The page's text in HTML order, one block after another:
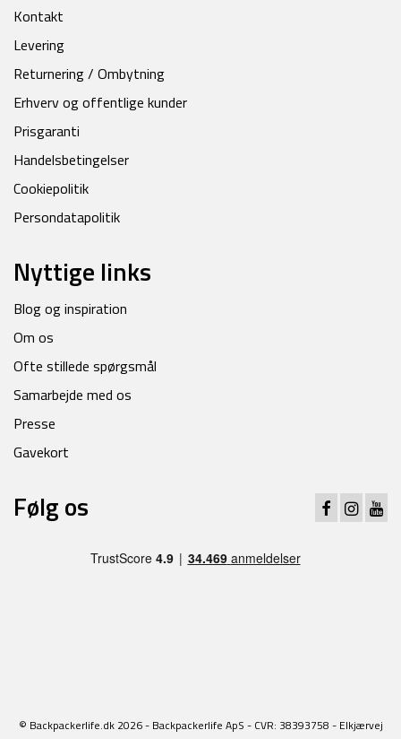
Kontakt
Levering
Returnering / Ombytning
Erhverv og offentlige kunder
Prisgaranti
Handelsbetingelser
Cookiepolitik
Persondatapolitik
Nyttige links
Blog og inspiration
Om os
Ofte stillede spørgsmål
Samarbejde med os
Presse
Gavekort
Følg os
© Backpackerlife.dk 2026 - Backpackerlife ApS - CVR: 38393758 - Elkjærvej